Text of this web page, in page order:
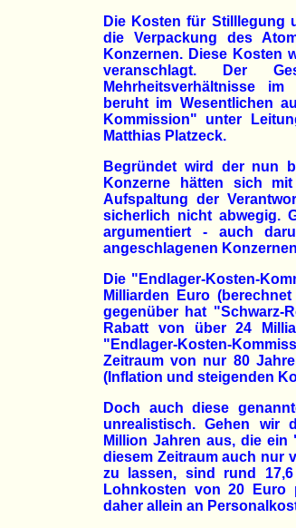
Die Kosten für Stilllegung
die Verpackung des
Konzernen. Diese Kosten
veranschlagt. Der
Mehrheitsverhältnisse
beruht im Wesentlichen
Kommission" unter
Matthias Platzeck.
Begründet wird der nun
Konzerne hätten sich
Aufspaltung der
sicherlich nicht abwegig.
argumentiert - auch
angeschlagenen
Die "Endlager-Kosten-
Milliarden Euro
gegenüber hat "Schwarz-
Rabatt von über 24
"Endlager-Kosten-
Zeitraum von nur 80
(Inflation und steigenden
Doch auch diese
unrealistisch. Gehen wir
Million Jahren aus, die
diesem Zeitraum auch nur
zu lassen, sind rund
Lohnkosten von 20 Euro
daher allein an